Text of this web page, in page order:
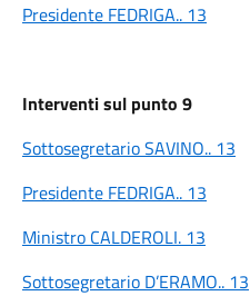
Presidente FEDRIGA.. 13
Interventi sul punto 9
Sottosegretario SAVINO.. 13
Presidente FEDRIGA.. 13
Ministro CALDEROLI. 13
Sottosegretario D’ERAMO.. 13